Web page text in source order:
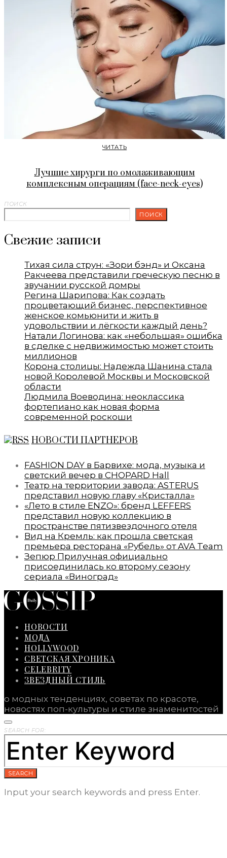
ЧИТАТЬ
Лучшие хирурги по омолаживающим
комплексным операциям (face-neck-eyes)
ПОИСК
ПОИСК
Свежие записи
Тихая сила струн: «Зори бэнд» и Оксана
Ракчеева представили греческую песню в
звучании русской домры
Регина Шарипова: Как создать
процветающий бизнес, перспективное
женское комьюнити и жить в
удовольствии и лёгкости каждый день?
Натали Логинова: как «небольшая» ошибка
в сделке с недвижимостью может стоить
миллионов
Корона столицы: Надежда Шанина стала
новой Королевой Москвы и Московской
области
Людмила Воеводина: неоклассика
фортепиано как новая форма
современной роскоши
НОВОСТИ ПАРТНЕРОВ
FASHION DAY в Барвихе: мода, музыка и
светский вечер в CHOPARD Hall
Театр на территории завода: ASTERUS
представил новую главу «Кристалла»
«Лето в стиле ENZO»: бренд LEFFERS
представил новую коллекцию в
пространстве пятизвездочного отеля
Вид на Кремль: как прошла светская
премьера ресторана «Рубель» от AVA Team
Зепюр Прилучная официально
присоединилась ко второму сезону
сериала «Виноград»
НОВОСТИ
МОДА
HOLLYWOOD
СВЕТСКАЯ ХРОНИКА
CELEBRITY
ЗВЕЗДНЫЙ СТИЛЬ
о модных тенденциях, советах по красоте,
новостях поп-культуры и стиле знаменитостей
SEARCH FOR:
SEARCH
Input your search keywords and press Enter.